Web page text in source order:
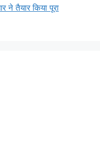
ने तैयार किया पूरा